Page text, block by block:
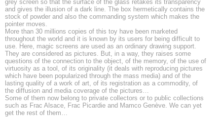
grey screen so that the surface of the glass retakes its transparency
and gives the illusion of a dark line. The box hermetically contains the
stock of powder and also the commanding system which makes the
pointer moves.
More than 30 millions copies of this toy have been marketed
throughout the world and it is known by its users for being difficult to
use. Here, magic screens are used as an ordinary drawing support.
They are considered as pictures. But, in a way, they raises some
questions of the connection to the object, of the memory, of the use of
virtuosity as a tool, of its originality (it deals with reproducing pictures
which have been popularized through the mass media) and of the
lasting quality of a work of art, of its registration as a commodity, of
the diffusion and media coverage of the pictures…
Some of them now belong to private collectors or to public collections
such as Frac Alsace, Frac Picardie and Mamco Genève. We can yet
get the rest of them…